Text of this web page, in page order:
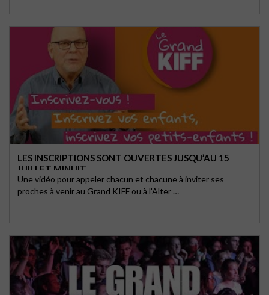
LES INSCRIPTIONS SONT OUVERTES JUSQU’AU 15
JUILLET MINUIT
Une vidéo pour appeler chacun et chacune à inviter ses
proches à venir au Grand KIFF ou à l'Alter …